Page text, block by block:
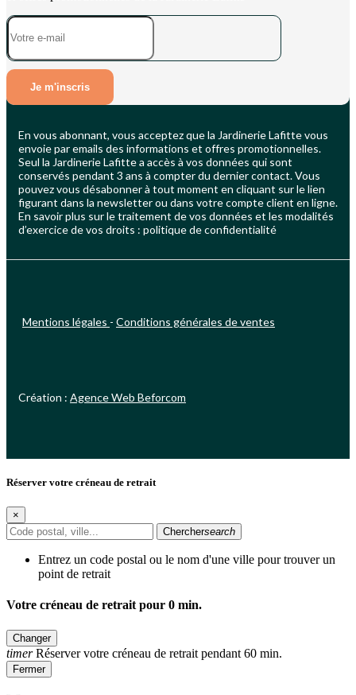
Je m'inscris
En vous abonnant, vous acceptez que la Jardinerie Lafitte vous
envoie par emails des informations et offres promotionnelles.
Seul la Jardinerie Lafitte a accès à vos données qui sont
conservés pendant 3 ans à compter du dernier contact. Vous
pouvez vous désabonner à tout moment en cliquant sur le lien
figurant dans la newsletter ou dans votre compte client en ligne.
En savoir plus sur le traitement de vos données et les modalités
d’exercice de vos droits : politique de confidentialité
Mentions légales - Conditions générales de ventes
Création : Agence Web Beforcom
Réserver votre créneau de retrait
×
Cherchersearch
Entrez un code postal ou le nom d'une ville pour trouver un
point de retrait
Votre créneau de retrait pour 0 min.
Changer
timerRéserver votre créneau de retrait pendant 60 min.
Fermer